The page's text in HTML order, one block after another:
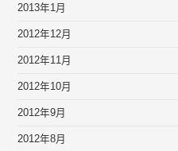
2013年1月
2012年12月
2012年11月
2012年10月
2012年9月
2012年8月